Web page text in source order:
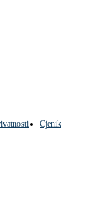
Cjenik